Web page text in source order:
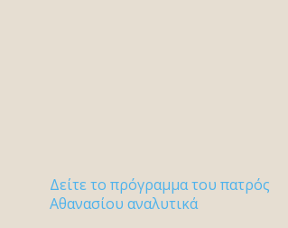
Δείτε το πρόγραμμα του πατρός
Αθανασίου αναλυτικά